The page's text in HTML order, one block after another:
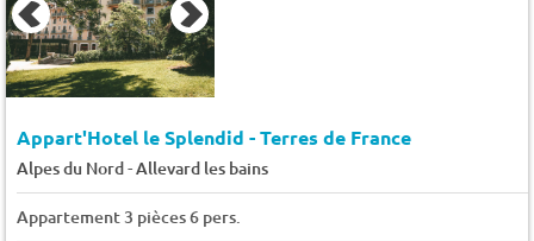
Appart'Hotel le Splendid - Terres de France
Alpes du Nord-Allevard les bains
Appartement 3 pièces 6 pers.